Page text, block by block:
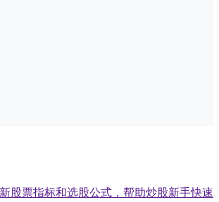
股票指标和选股公式，帮助炒股新手快速